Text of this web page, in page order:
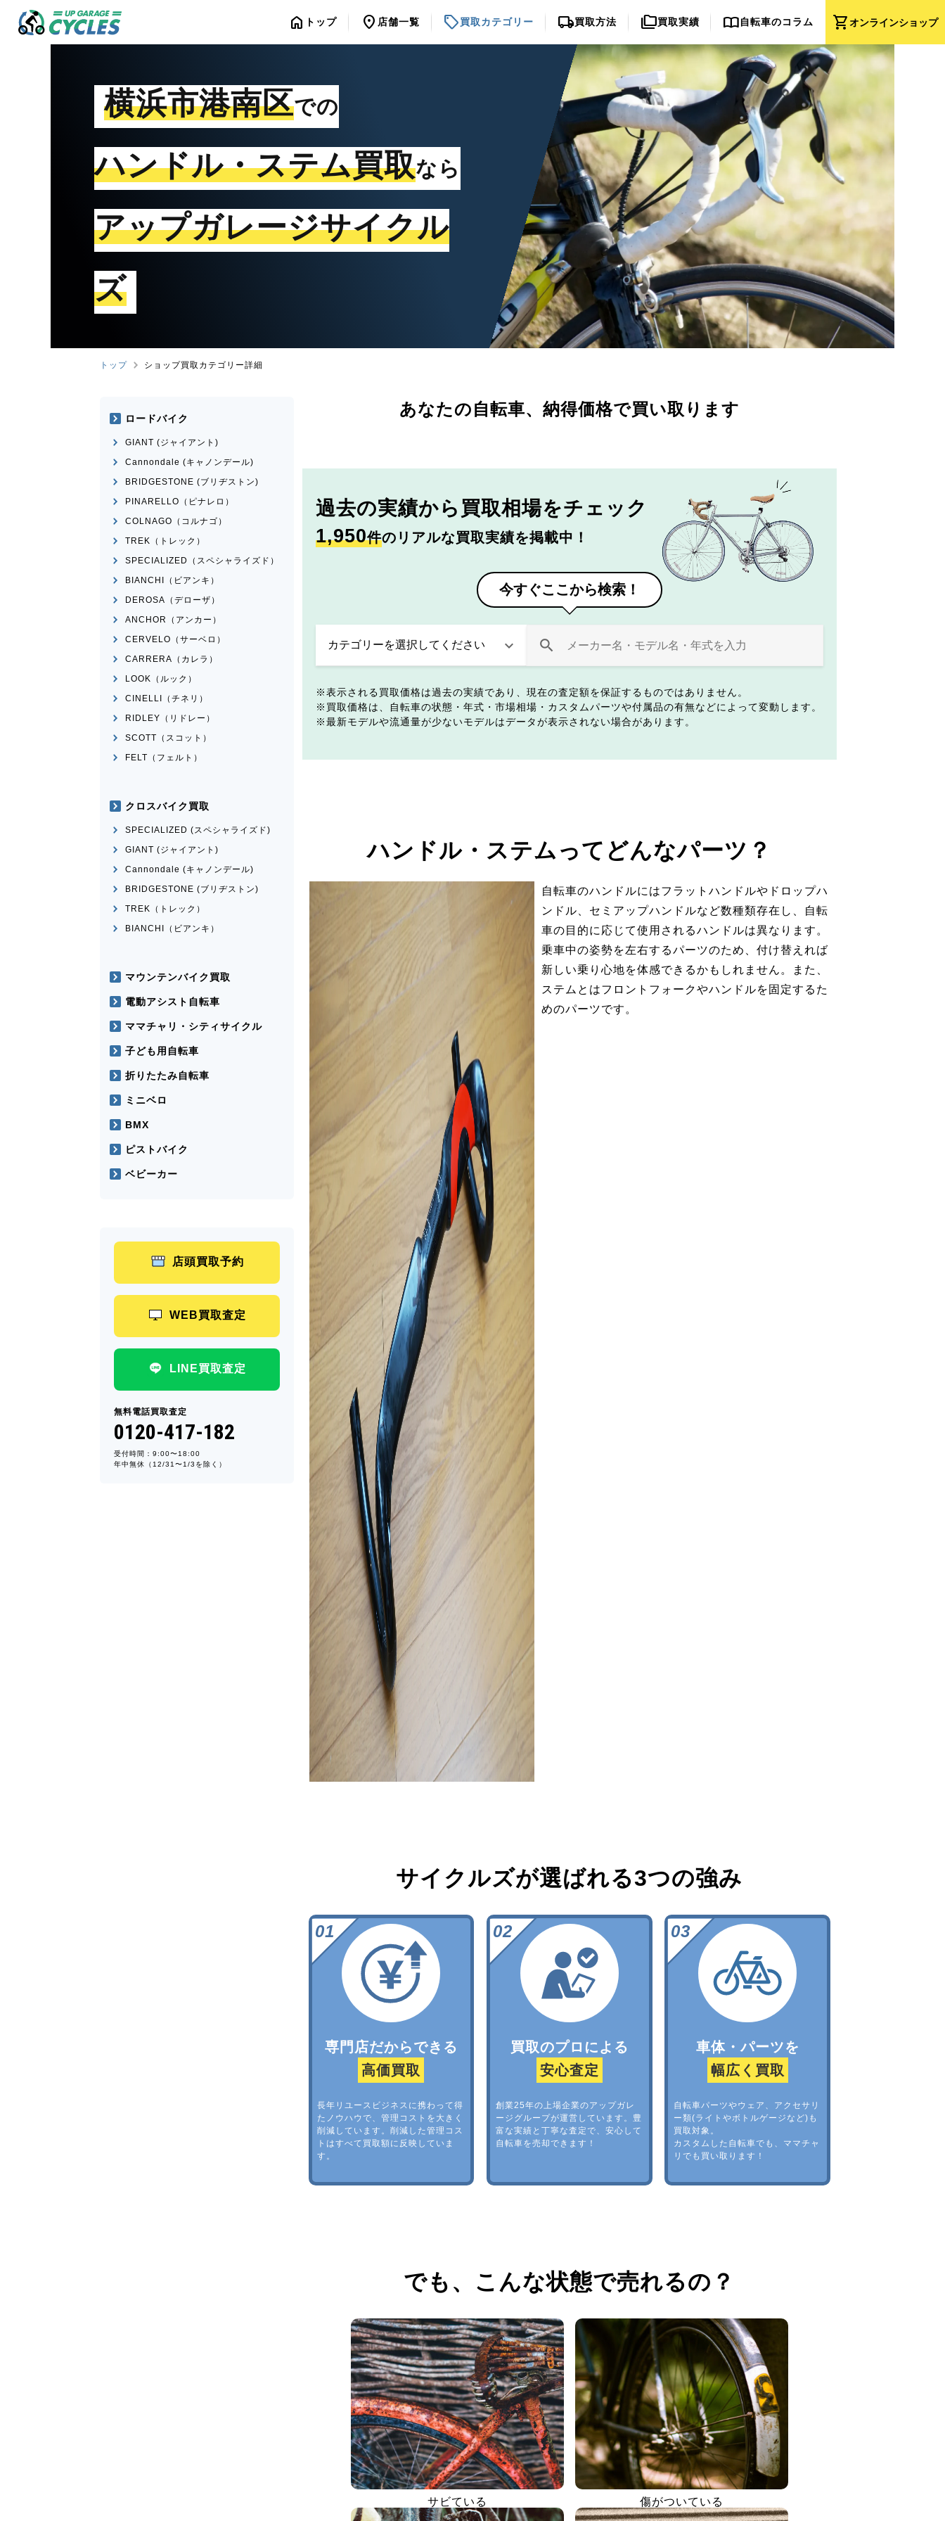
shopping_cartオンラインショップ
home トップ location_on 店舗一覧 sell買取カテゴリー local_shipping買取方法 folder_copy買取実績 import_contacts自転車のコラム
横浜市港南区での
ハンドル・ステム買取なら
アップガレージサイクル
ズ
トップ ショップ買取カテゴリー詳細
あなたの自転車、 納得価格で買い取ります
過去の実績から 買取相場をチェック
1,950件のリアルな買取実績を掲載中！
今すぐここから検索！
表示される買取価格は過去の実績であり、現在の査定額を保証するものではありません。
買取価格は、自転車の状態・年式・市場相場・カスタムパーツや付属品の有無などによって変動します。
最新モデルや流通量が少ないモデルはデータが表示されない場合があります。
ハンドル・ステムってどんなパーツ？
自転車のハンドルにはフラットハンドルやドロップハ
ンドル、セミアップハンドルなど数種類存在し、自転
車の目的に応じて使用されるハンドルは異なります。
乗車中の姿勢を左右するパーツのため、付け替えれば
新しい乗り心地を体感できるかもしれません。また、
ステムとはフロントフォークやハンドルを固定するた
めのパーツです。
サイクルズが選ばれる3つの強み
専門店だからできる
高価買取
長年リユースビジネスに携わって得
たノウハウで、管理コストを大きく
削減しています。削減した管理コス
トはすべて買取額に反映していま
す。
買取のプロによる
安心査定
創業25年の上場企業のアップガレ
ージグループが運営しています。豊
富な実績と丁寧な査定で、安心して
自転車を売却できます！
車体・パーツを
幅広く買取
自転車パーツやウェア、アクセサリ
ー類(ライトやボトルゲージなど)も
買取対象。
カスタムした自転車でも、ママチャ
リでも買い取ります！
でも、 こんな状態で売れるの？
サビている 傷がついている
ロードバイク
GIANT (ジャイアント)
Cannondale (キャノンデール)
BRIDGESTONE (ブリヂストン)
PINARELLO（ピナレロ）
COLNAGO（コルナゴ）
TREK（トレック）
SPECIALIZED（スペシャライズド）
BIANCHI（ビアンキ）
DEROSA（デローザ）
ANCHOR（アンカー）
CERVELO（サーベロ）
CARRERA（カレラ）
LOOK（ルック）
CINELLI（チネリ）
RIDLEY（リドレー）
SCOTT（スコット）
FELT（フェルト）
クロスバイク買取
SPECIALIZED (スペシャライズド)
GIANT (ジャイアント)
Cannondale (キャノンデール)
BRIDGESTONE (ブリヂストン)
TREK（トレック）
BIANCHI（ビアンキ）
マウンテンバイク買取
電動アシスト自転車
ママチャリ・シティサイクル
子ども用自転車
折りたたみ自転車
ミニベロ
BMX
ピストバイク
ベビーカー
店頭買取予約
WEB買取査定
LINE買取査定
無料電話買取査定
0120-417-182
受付時間：9:00〜18:00
年中無休（12/31〜1/3を除く）